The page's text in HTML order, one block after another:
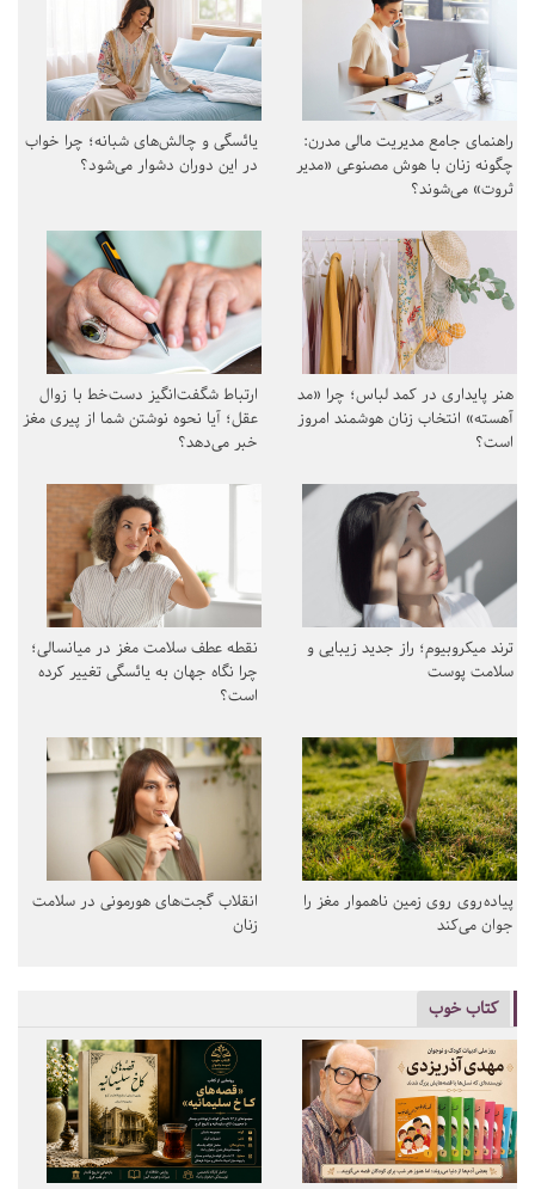
راهنمای جامع مدیریت مالی مدرن:
چگونه زنان با هوش مصنوعی «مدیر
ثروت» می‌شوند؟
یائسگی و چالش‌های شبانه؛ چرا خواب
در این دوران دشوار می‌شود؟
هنر پایداری در کمد لباس؛ چرا «مد
آهسته» انتخاب زنان هوشمند امروز
است؟
ارتباط شگفت‌انگیز دست‌خط با زوال
عقل؛ آیا نحوه نوشتن شما از پیری مغز
خبر می‌دهد؟
ترند میکروبیوم؛ راز جدید زیبایی و
سلامت پوست
نقطه عطف سلامت مغز در میانسالی؛
چرا نگاه جهان به یائسگی تغییر کرده
است؟
پیاده‌روی روی زمین ناهموار مغز را
جوان می‌کند
انقلاب گجت‌های هورمونی در سلامت
زنان
کتاب خوب